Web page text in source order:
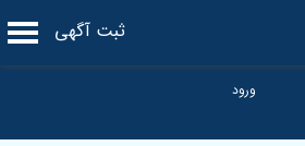
ثبت آگهی